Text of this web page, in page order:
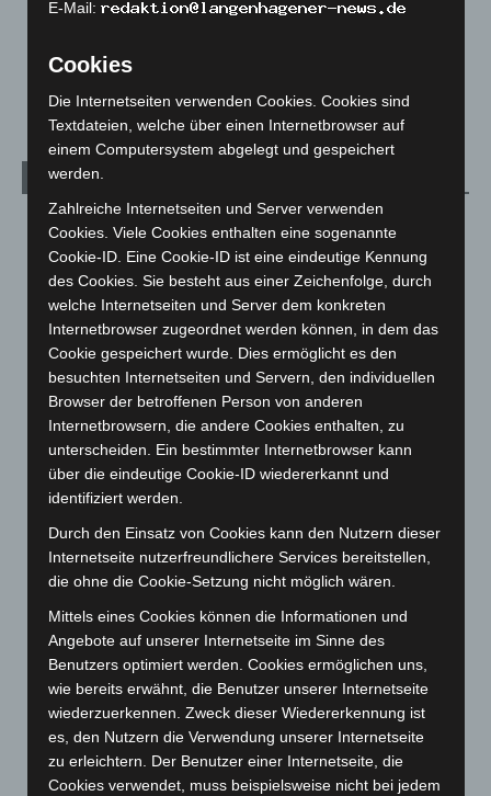
Veranstaltungen
Archiv
August 2026(14)
Juli 2026(73)
Juni 2026(139)
Mai 2026(99)
April 2026(99)
März 2026(115)
Februar 2026(109)
Januar 2026(122)
Dezember 2025
(103)
Oktober 2025(112)
September 2025(93)
August 2025(90)
Juli 2025(90)
Juni 2025(103)
Mai 2025(112)
April 2025 (88)
März 2025(111)
E-Mail:
Cookies
Die Internetseiten verwenden Cookies. Cookies sind
Textdateien, welche über einen Internetbrowser auf
einem Computersystem abgelegt und gespeichert
werden.
Zahlreiche Internetseiten und Server verwenden
Cookies. Viele Cookies enthalten eine sogenannte
Cookie-ID. Eine Cookie-ID ist eine eindeutige Kennung
des Cookies. Sie besteht aus einer Zeichenfolge, durch
welche Internetseiten und Server dem konkreten
Internetbrowser zugeordnet werden können, in dem das
Cookie gespeichert wurde. Dies ermöglicht es den
besuchten Internetseiten und Servern, den individuellen
Browser der betroffenen Person von anderen
Internetbrowsern, die andere Cookies enthalten, zu
unterscheiden. Ein bestimmter Internetbrowser kann
über die eindeutige Cookie-ID wiedererkannt und
identifiziert werden.
Durch den Einsatz von Cookies kann den Nutzern dieser
Internetseite nutzerfreundlichere Services bereitstellen,
die ohne die Cookie-Setzung nicht möglich wären.
Mittels eines Cookies können die Informationen und
Angebote auf unserer Internetseite im Sinne des
Benutzers optimiert werden. Cookies ermöglichen uns,
wie bereits erwähnt, die Benutzer unserer Internetseite
wiederzuerkennen. Zweck dieser Wiedererkennung ist
es, den Nutzern die Verwendung unserer Internetseite
zu erleichtern. Der Benutzer einer Internetseite, die
Cookies verwendet, muss beispielsweise nicht bei jedem